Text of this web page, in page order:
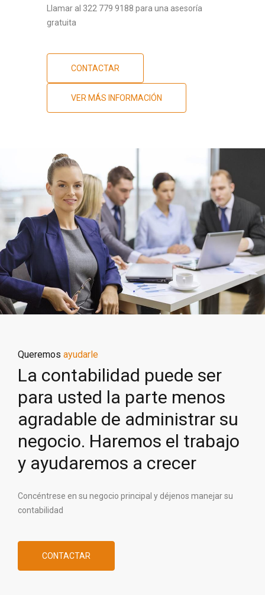
Llamar al 322 779 9188 para una asesoría
gratuita
CONTACTAR
VER MÁS INFORMACIÓN
Queremos ayudarle
La contabilidad puede ser
para usted la parte menos
agradable de administrar su
negocio. Haremos el trabajo
y ayudaremos a crecer
Concéntrese en su negocio principal y déjenos manejar su
contabilidad
CONTACTAR